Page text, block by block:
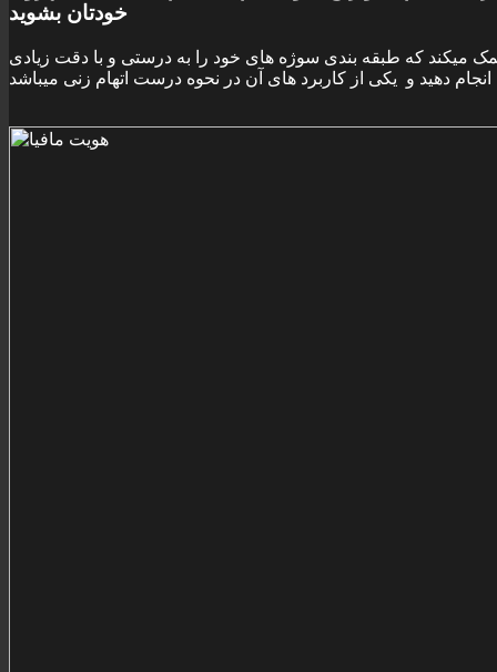
ميکند که طبقه بندی سوژه های خود را به درستی و با دقت زيادی
انجام دهيد و يکی از کاربرد های آن در نحوه درست اتهام زنی ميباشد